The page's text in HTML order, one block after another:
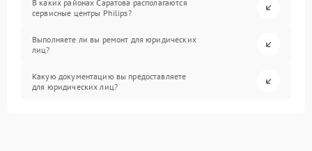
В каких районах Саратова располагаются
сервисные центры Philips?
Выполняете ли вы ремонт для юридических
лиц?
Какую документацию вы предоставляете
для юридических лиц?